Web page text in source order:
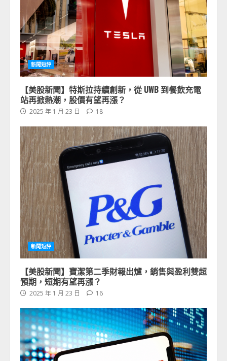
新聞短評
【美股新聞】特斯拉持續創新，從 UWB 到餐飲充電
站再掀熱潮，股價有望再漲？
2025 年 1 月 23 日 18
新聞短評
【美股新聞】寶潔第二季財報出爐，銷售與盈利雙超
預期，短期有望再漲？
2025 年 1 月 23 日 16